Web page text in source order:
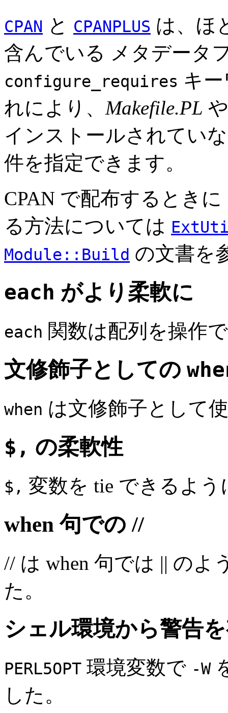
CPAN と CPANPLUS は、ほ
含んでいる メタデータ
configure_requires キ
れにより、 Makefile.PL
インストールされてい
件を指定できます。
CPAN で配布するときに
る方法については
Module::Build の文書を
each がより柔軟に
each 関数は配列を操作
文修飾子としての
when は文修飾子として
$, の柔軟性
$, 変数を tie できるよ
when 句での //
// は when 句では || の
た。
シェル環境から警告
PERL5OPT 環境変数で -W
した。